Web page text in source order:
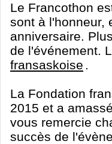
Le Francothon
sont à l'honneur,
anniversaire.
de l'événement.
fransaskoise .
La Fondation
2015 et a
vous remercie
succès de